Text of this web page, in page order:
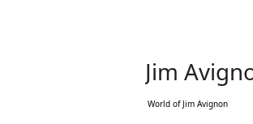
Jim
World of Jim Avignon